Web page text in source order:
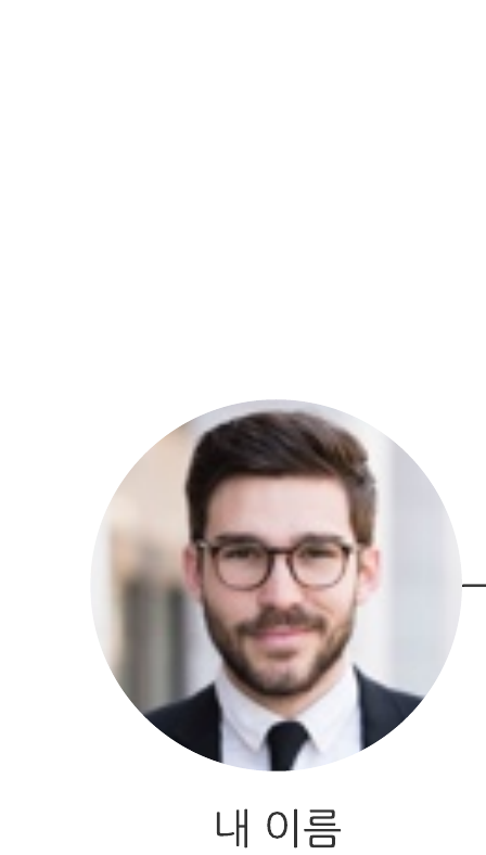
이 가계도 차트 템플릿은 다음과 같은 작업에 도움이 될 수 있
가족 연결을 수평적으로 시각화합니다.
낯설거나 알려지지 않은 가족 구성원을 발견합니다.
나의 뿌리를 더 깊이 이해합니다.
이 템플릿을 열어 가계도 차트의 상세한 예시를 확인하고 사용